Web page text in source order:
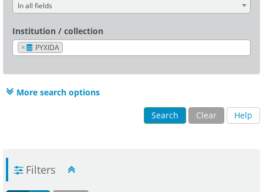
In all fields
Institution / collection
× PYXIDA
More search options
Search Clear Help
Filters